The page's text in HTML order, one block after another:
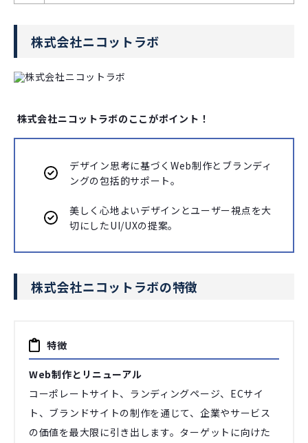
株式会社ニコットラボ
株式会社ニコットラボのここがポイント！
デザイン思考に基づくWeb制作とブランディ
ングの包括的サポート。
美しく心地よいデザインとユーザー視点を大
切にしたUI/UXの提案。
株式会社ニコットラボの特徴
特徴
Web制作とリニューアル
コーポレートサイト、ランディングページ、ECサイ
ト、ブランドサイトの制作を通じて、企業やサービス
の価値を最大限に引き出します。ターゲットに向けた